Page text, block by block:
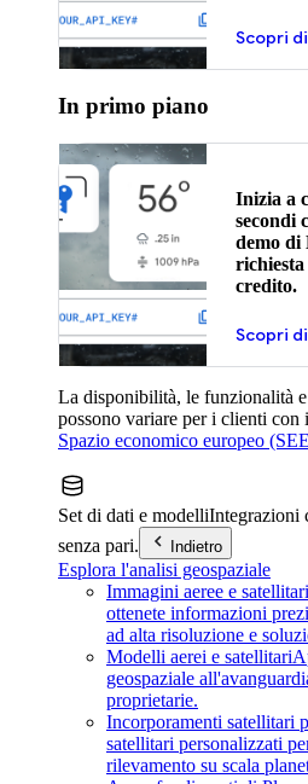
Scopri
In primo piano
Inizia a
secondi
demo di
credito.
Scopri
La disponibilità, le funzionalità
possono variare per i clienti
Spazio economico europeo
Set di dati e modelliIntegrazioni
senza pari.
Indietro
Esplora l'analisi geospaziale
Immagini aeree e satellitari
ottenete informazioni
ad alta risoluzione e
Modelli aerei e satellitari
geospaziale
proprietarie.
Incorporamenti satellitari
satellitari personalizzati
rilevamento su scala